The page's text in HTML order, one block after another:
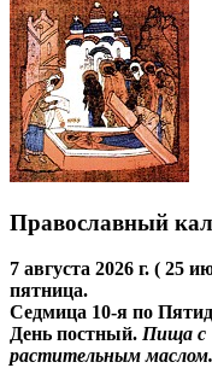
Православный
7 августа 2026 г. ( 25
пятница.
Седмица 10-я по
День постный. Пища с
растительным маслом.